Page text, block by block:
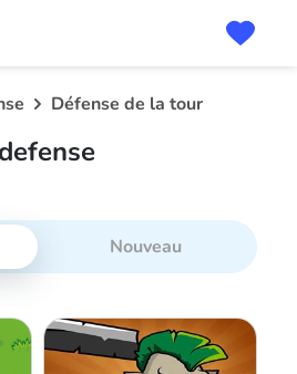
Défense de la tour
Nouveau